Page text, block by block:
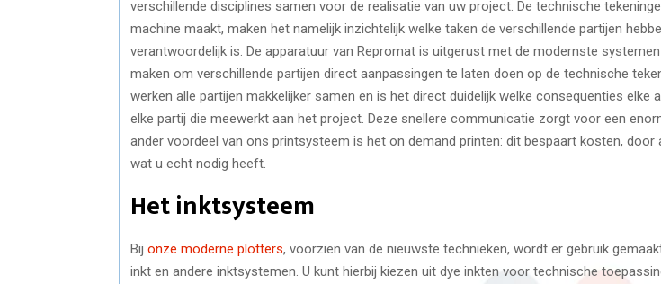
verschillende disciplines samen voor de realisatie van uw project. De technische
machine maakt, maken het namelijk inzichtelijk welke taken de verschillende partijen
verantwoordelijk is. De apparatuur van Repromat is uitgerust met de modernste
maken om verschillende partijen direct aanpassingen te laten doen op de technische
werken alle partijen makkelijker samen en is het direct duidelijk welke consequenties elke
elke partij die meewerkt aan het project. Deze snellere communicatie zorgt voor een
ander voordeel van ons printsysteem is het on demand printen: dit bespaart kosten, door
wat u echt nodig heeft.
Het inktsysteem
Bij onze moderne plotters, voorzien van de nieuwste technieken, wordt er gebruik
inkt en andere inktsystemen. U kunt hierbij kiezen uit dye inkten voor technische